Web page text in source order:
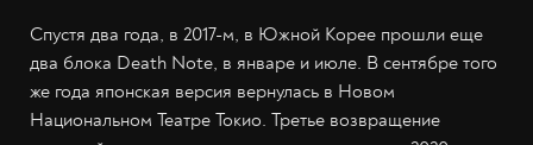
Спустя два года, в 2017-м, в Южной Корее прошли еще
два блока Death Note, в январе и июле. В сентябре того
же года японская версия вернулась в Новом
Национальном Театре Токио. Третье возвращение